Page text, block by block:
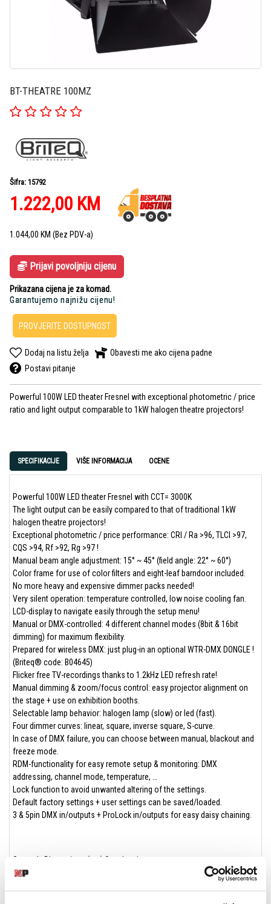
BT-THEATRE 100MZ
Šifra: 15792
1.222,00 KM
1.044,00 KM (Bez PDV-a)
Prijavi povoljniju cijenu
Prikazana cijena je za komad.
Garantujemo najnižu cijenu!
PROVJERITE DOSTUPNOST
Dodaj na listu želja
Obavesti me ako cijena padne
Postavi pitanje
Powerful 100W LED theater Fresnel with exceptional photometric / price
ratio and light output comparable to 1kW halogen theatre projectors!
SPECIFIKACIJE VIŠE INFORMACIJA OCENE
Powerful 100W LED theater Fresnel with CCT= 3000K
The light output can be easily compared to that of traditional 1kW
halogen theatre projectors!
Exceptional photometric / price performance: CRI / Ra >96, TLCI >97,
CQS >94, Rf >92, Rg >97 !
Manual beam angle adjustment: 15° ~ 45° (field angle: 22° ~ 60°)
Color frame for use of color filters and eight-leaf barndoor included.
No more heavy and expensive dimmer packs needed!
Very silent operation: temperature controlled, low noise cooling fan.
LCD-display to navigate easily through the setup menu!
Manual or DMX-controlled: 4 different channel modes (8bit & 16bit
dimming) for maximum flexibility.
Prepared for wireless DMX: just plug-in an optional WTR-DMX DONGLE !
(Briteq® code: B04645)
Flicker free TV-recordings thanks to 1.2kHz LED refresh rate!
Manual dimming & zoom/focus control: easy projector alignment on
the stage + use on exhibition booths.
Selectable lamp behavior: halogen lamp (slow) or led (fast).
Four dimmer curves: linear, square, inverse square, S-curve.
In case of DMX failure, you can choose between manual, blackout and
freeze mode.
RDM-functionality for easy remote setup & monitoring: DMX
addressing, channel mode, temperature, …
Lock function to avoid unwanted altering of the settings.
Default factory settings + user settings can be saved/loaded.
3 & 5pin DMX in/outputs + ProLock in/outputs for easy daisy chaining.
General : Dimensions (cm) See drawing
General : Weight (kg) 7.2